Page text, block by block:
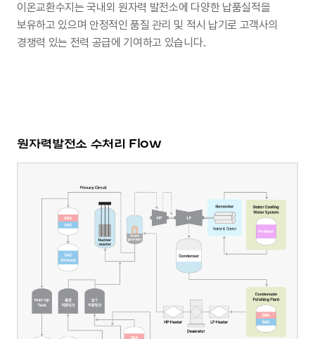
이온교환수지는 국내외 원자력 발전소에 다양한 납품실적을
보유하고 있으며 안정적인 품질 관리 및 적시 납기로 고객사의
경쟁력 있는 전력 공급에 기여하고 있습니다.
원자력발전소 수처리 Flow